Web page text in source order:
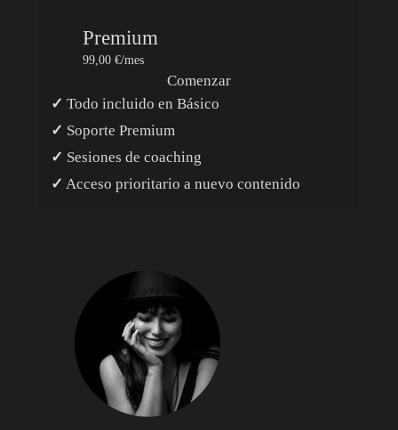
Premium
99,00 €/mes
Comenzar
✓ Todo incluido en Básico
✓ Soporte Premium
✓ Sesiones de coaching
✓ Acceso prioritario a nuevo contenido